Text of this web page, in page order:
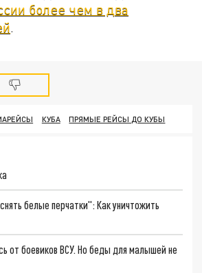
более чем в два
КУБА ПРЯМЫЕ РЕЙСЫ ДО КУБЫ
белые перчатки": Как уничтожить
от боевиков ВСУ. Но беды для малышей не